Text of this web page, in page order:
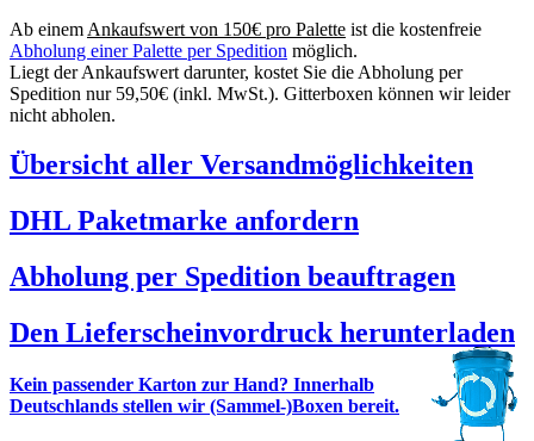
Ab einem Ankaufswert von 150€ pro Palette ist die kostenfreie
Abholung einer Palette per Spedition möglich.
Liegt der Ankaufswert darunter, kostet Sie die Abholung per
Spedition nur 59,50€ (inkl. MwSt.). Gitterboxen können wir leider
nicht abholen.
Übersicht aller Versandmöglichkeiten
DHL Paketmarke anfordern
Abholung per Spedition beauftragen
Den Lieferscheinvordruck herunterladen
Kein passender Karton zur Hand? Innerhalb
Deutschlands stellen wir (Sammel-)Boxen bereit.